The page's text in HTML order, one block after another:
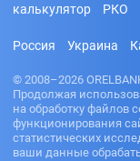
калькулятор
РКО
Россия Украина
© 2008–2026
Продолжая
на обработку файлов
функционирования
статистических
ваши данные